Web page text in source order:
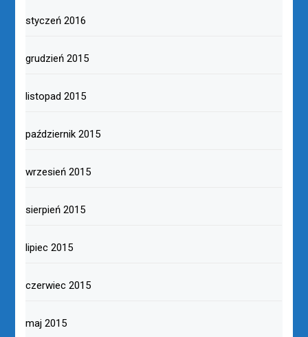
styczeń 2016
grudzień 2015
listopad 2015
październik 2015
wrzesień 2015
sierpień 2015
lipiec 2015
czerwiec 2015
maj 2015